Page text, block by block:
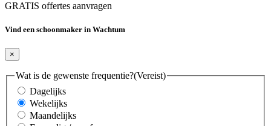
GRATIS offertes aanvragen
Vind een schoonmaker in Wachtum
×
Wat is de gewenste frequentie?(Vereist)
Dagelijks
Wekelijks
Maandelijks